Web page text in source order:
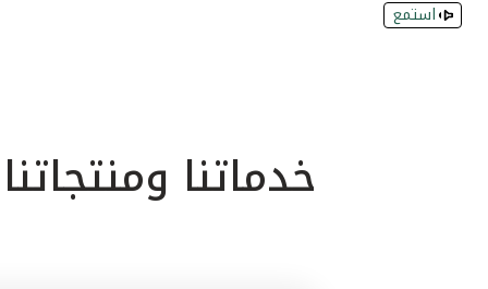
استمع
خدماتنا ومنتجاتنا